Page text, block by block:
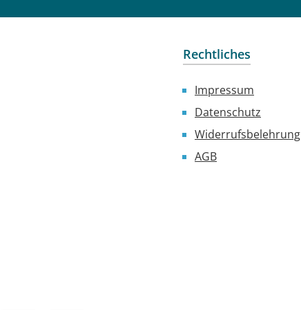
Rechtliches
Impressum
Datenschutz
Widerrufsbelehrung
AGB